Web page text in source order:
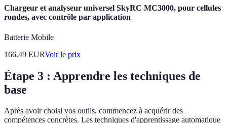
Chargeur et analyseur universel SkyRC MC3000, pour cellules
rondes, avec contrôle par application
Batterie Mobile
166.49 EURVoir le prix
Étape 3 : Apprendre les techniques de
base
Après avoir choisi vos outils, commencez à acquérir des
compétences concrètes. Les techniques d'apprentissage automatique